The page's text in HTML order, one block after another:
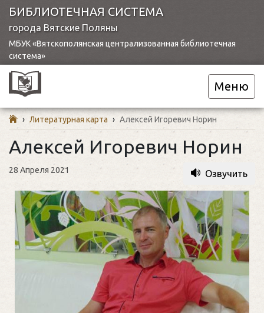
БИБЛИОТЕЧНАЯ СИСТЕМА
города Вятские Поляны
МБУК «Вятскополянская централизованная библиотечная
система»
Меню
› Литературная карта › Алексей Игоревич Норин
Алексей Игоревич Норин
28 Апреля 2021 Озвучить